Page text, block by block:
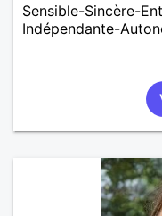
Sensible-Sincère-
Indépendante-